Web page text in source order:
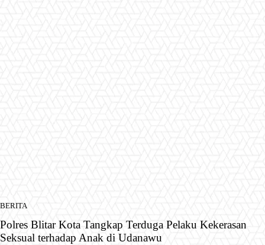
BERITA
Polres Blitar Kota Tangkap Terduga Pelaku Kekerasan
Seksual terhadap Anak di Udanawu